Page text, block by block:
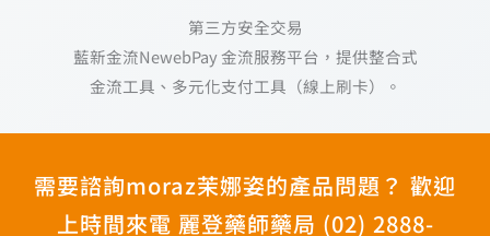
第三方安全交易
藍新金流NewebPay 金流服務平台，提供整合式
金流工具、多元化支付工具（線上刷卡）。
需要諮詢moraz茉娜姿的產品問題？ 歡迎
上時間來電 麗登藥師藥局 (02) 2888-